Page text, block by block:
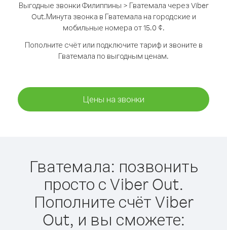
Выгодные звонки Филиппины > Гватемала через Viber
Out.Минута звонка в Гватемала на городские и
мобильные номера от 15.0 ¢.
Пополните счёт или подключите тариф и звоните в
Гватемала по выгодным ценам.
Цены на звонки
Гватемала: позвонить
просто с Viber Out.
Пополните счёт Viber
Out, и вы сможете: